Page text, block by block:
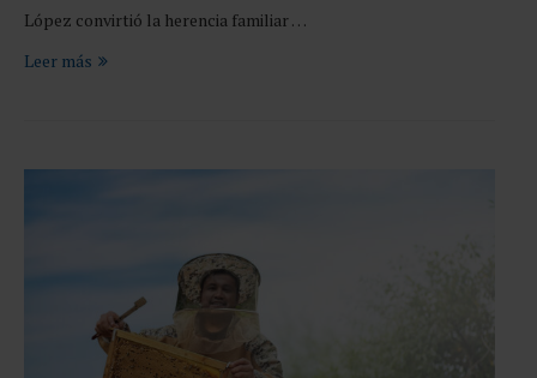
López convirtió la herencia familiar …
Leer más